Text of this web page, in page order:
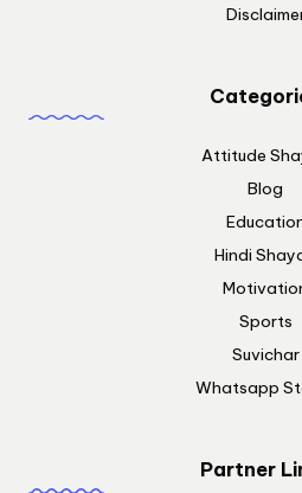
Attitude
Blog
Hindi
Sports
Suvichar
Whatsapp
Partner